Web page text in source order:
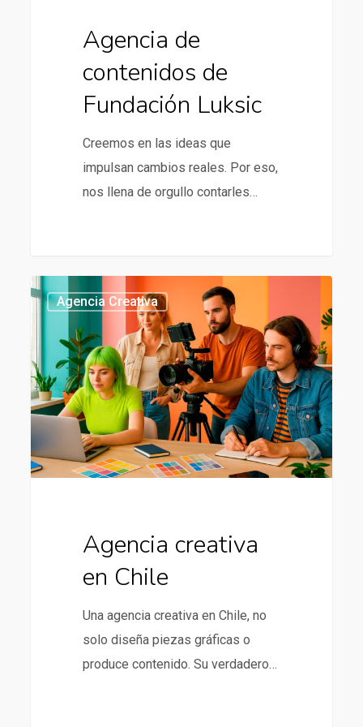
Agencia de
contenidos de
Fundación Luksic
Creemos en las ideas que
impulsan cambios reales. Por eso,
nos llena de orgullo contarles…
Agencia
creativa
Chile
Agencia Creativa
Agencia creativa
en Chile
Una agencia creativa en Chile, no
solo diseña piezas gráficas o
produce contenido. Su verdadero…
437